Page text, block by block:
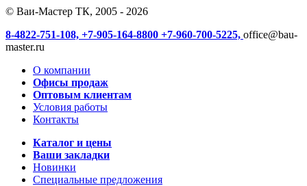
© Ваи-Мастер ТК, 2005 - 2026
8-4822-751-108, +7-905-164-8800 +7-960-700-5225, office@bau-
master.ru
О компании
Офисы продаж
Оптовым клиентам
Условия работы
Контакты
Каталог и цены
Ваши закладки
Новинки
Специальные предложения